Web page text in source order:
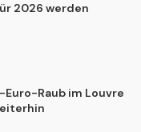
2026 werden
Raub im Louvre